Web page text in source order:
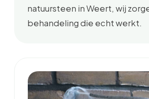
natuursteen in Weert, wij
behandeling die echt werkt.